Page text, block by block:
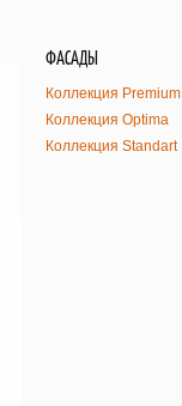
ФАСАДЫ
Коллекция Premium
Коллекция Optima
Коллекция Standart